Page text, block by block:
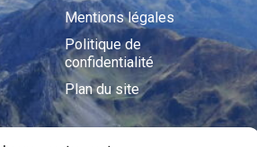
Mentions légales
Politique de
confidentialité
Plan du site